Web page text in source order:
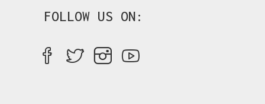
FOLLOW US ON: